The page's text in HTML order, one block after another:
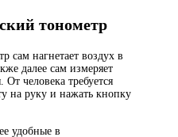
тонометр
сам нагнетает воздух в
далее сам измеряет
От человека требуется
на руку и нажать кнопку
удобные в